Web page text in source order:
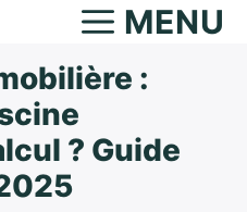
MENU
:
? Guide